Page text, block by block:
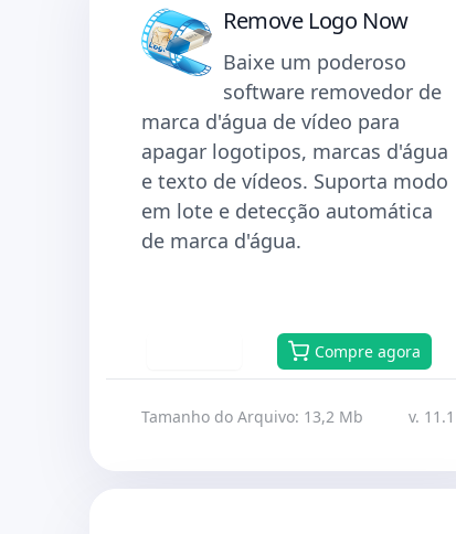
Remove Logo Now
Baixe um poderoso
software removedor de
marca d'água de vídeo para
apagar logotipos, marcas d'água
e texto de vídeos. Suporta modo
em lote e detecção automática
de marca d'água.
Compre agora
Tamanho do Arquivo: 13,2 Mb v. 11.1